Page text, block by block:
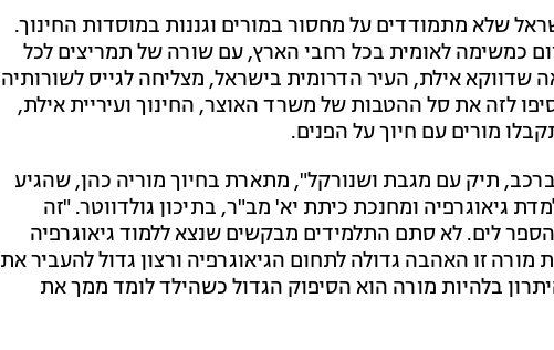
שלא מתמודדים על מחסור במורים וגננות במוסדות החינוך.
כמשימה לאומית בכל רחבי הארץ, עם שורה של תמריצים לכל
שדווקא אילת, העיר הדרומית בישראל, מצליחה לגייס לשורותיה
לזה את סל ההטבות של משרד האוצר, החינוך ועיריית אילת,
תיק עם מגבת ושנורקל", מתארת בחיוך מוריה כהן, שהגיע
גיאוגרפיה ומחנכת כיתת יא' מב"ר, בתיכון גולדווטר. "זה
הספר לים. לא סתם התלמידים מבקשים שנצא ללמוד גיאוגרפיה
זו האהבה גדולה לתחום הגיאוגרפיה ורצון גדול להעביר את
בלהיות מורה הוא הסיפוק הגדול כשהילד לומד ממך את